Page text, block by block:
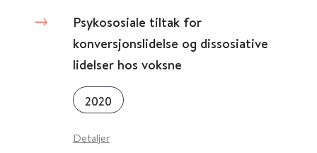
Psykososiale tiltak for
konversjonslidelse og dissosiative
lidelser hos voksne
2020
Detaljer